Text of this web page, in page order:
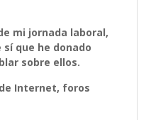
mi jornada laboral,
que he donado
sobre ellos.
Internet, foros